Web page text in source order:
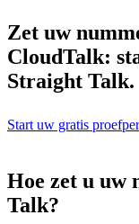
Zet uw
CloudTalk:
Straight Talk.
Start uw gratis
Hoe zet u uw
Talk?